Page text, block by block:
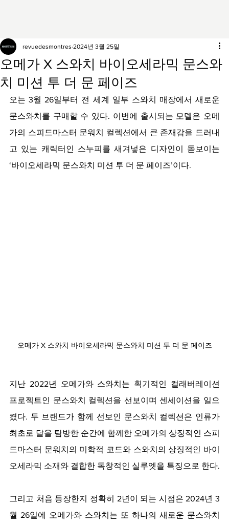
오메가 X 스와치 바이오세라믹 문스와
치 미션 투 더 문 페이즈
revuedesmontres 2024년 3월 25일
오는 3월 26일부터 전 세계 일부 스와치 매장에서 새로운
문스와치를 구매할 수 있다. 이번에 출시되는 모델은 오메
가의 스피드마스터 문워치 컬렉션에서 큰 존재감을 드러내
고 있는 캐릭터인 스누피를 새겨넣은 디자인이 돋보이는
‘바이오세라믹 문스와치 미션 투 더 문 페이즈’이다.
오메가 X 스와치 바이오세라믹 문스와치 미션 투 더 문 페이즈
지난 2022년 오메가와 스와치는 획기적인 컬래버레이션
프로젝트인 문스와치 컬렉션을 선보이며 센세이션을 일으
켰다. 두 브랜드가 함께 선보인 문스와치 컬렉션은 인류가
최초로 달을 탐방한 순간에 함께한 오메가의 상징적인 스피
드마스터 문워치의 미학적 코드와 스와치의 상징적인 바이
그리고 처음 등장한지 정확히 2년이 되는 시점은 2024년 3
월 26일에 오메가와 스와치는 또 하나의 새로운 문스와치